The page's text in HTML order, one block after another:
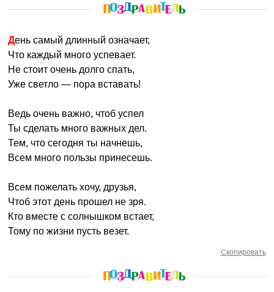
День самый длинный означает,
Что каждый много успевает.
Не стоит очень долго спать,
Уже светло — пора вставать!
Ведь очень важно, чтоб успел
Ты сделать много важных дел.
Тем, что сегодня ты начнешь,
Всем много пользы принесешь.
Всем пожелать хочу, друзья,
Чтоб этот день прошел не зря.
Кто вместе с солнышком встает,
Тому по жизни пусть везет.
Скопировать